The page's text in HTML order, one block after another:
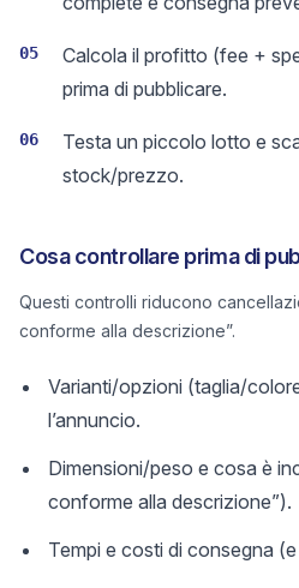
05
Calcola il profitto (fee +
prima di pubblicare.
06
Testa un piccolo lotto e
stock/prezzo.
Cosa controllare prima di
Questi controlli riducono
conforme alla descrizione”.
Varianti/opzioni (taglia/
l’annuncio.
Dimensioni/peso e cosa è
conforme alla descrizione”).
Tempi e costi di consegna